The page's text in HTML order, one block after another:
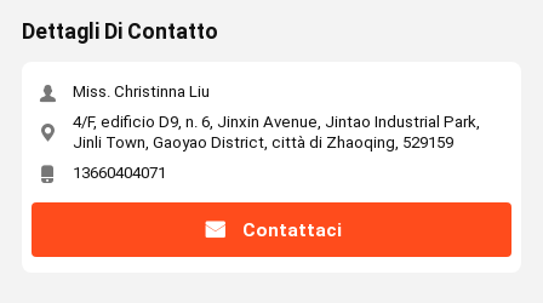
Dettagli Di Contatto
Miss. Christinna Liu
4/F, edificio D9, n. 6, Jinxin Avenue, Jintao Industrial Park,
Jinli Town, Gaoyao District, città di Zhaoqing, 529159
13660404071
Contattaci